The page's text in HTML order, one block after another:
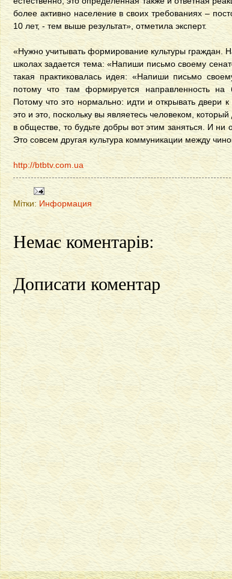
более активно население в своих требованиях –
10 лет, - тем выше результат», отметила эксперт.
«Нужно учитывать формирование культуры
школах задается тема: «Напиши письмо своему
такая практиковалась идея: «Напиши письмо
потому что там формируется направленность на
Потому что это нормально: идти и открывать
это и это, поскольку вы являетесь человеком,
в обществе, то будьте добры вот этим заняться. И ни
Это совсем другая культура коммуникации между
http://btbtv.com.ua
Мітки: Информация
Немає коментарів:
Дописати коментар